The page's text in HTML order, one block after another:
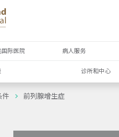
际医院 病人服务
诊所和中心
件 前列腺增生症